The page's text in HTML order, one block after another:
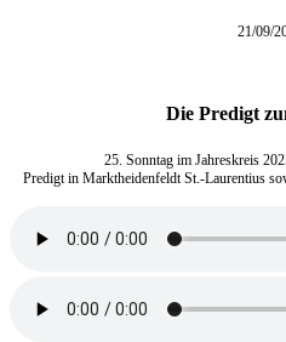
21/09/
Die Predigt
25. Sonntag im Jahreskreis
Predigt in Marktheidenfeldt St.-Laurentius